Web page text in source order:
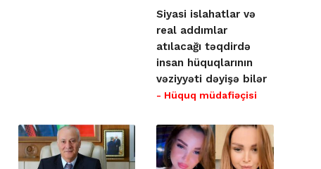
Siyasi islahatlar və
real addımlar
atılacağı təqdirdə
insan hüquqlarının
vəziyyəti dəyişə bilər
- Hüquq müdafiəçisi